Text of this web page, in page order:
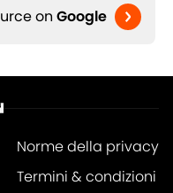
on Google
Norme della privacy
Termini & condizioni